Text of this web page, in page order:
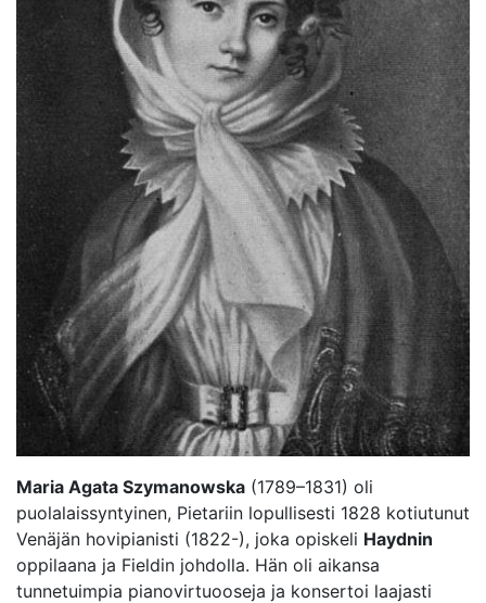
Maria Agata Szymanowska (1789–1831) oli
puolalaissyntyinen, Pietariin lopullisesti 1828 kotiutunut
Venäjän hovipianisti (1822-), joka opiskeli Haydnin
oppilaana ja Fieldin johdolla. Hän oli aikansa
tunnetuimpia pianovirtuooseja ja konsertoi laajasti